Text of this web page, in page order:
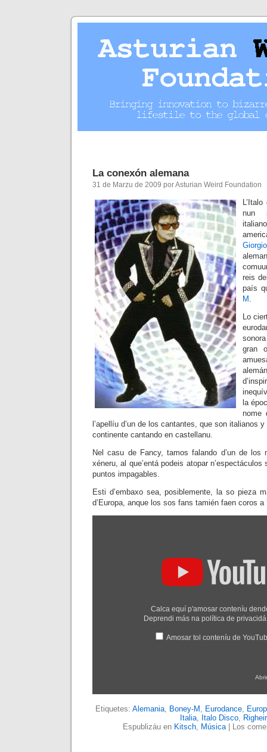
La conexón alemana
31 de Marzu de 2009 por Asturian Weird Foundation
nun
reis
país
M .
Lo
gran
la
nome
l’apellíu d’un de los cantantes, que son italianos
continente cantando en castellanu.
Nel casu de Fancy, tamos falando d’un de los
xéneru, al que’entá podeis atopar
puntos impagables.
Esti d’embaxo sea, posiblemente, la so pieza
d’Europa, anque los sos fans tamién faen coros a
Calca equí p'amosar conteníu
Deprendi más na política de
Amosar tol conteníu de
Etiquetes: Alemania, Boney-M , Eurodance,
Italia, Italo Disco,
Espublizáu en Kitsch, Música| Los